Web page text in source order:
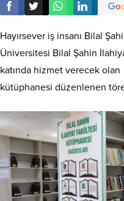
Hayırsever iş insanı Bilal
Üniversitesi Bilal Şahin
katında hizmet verecek
kütüphanesi düzenlenen